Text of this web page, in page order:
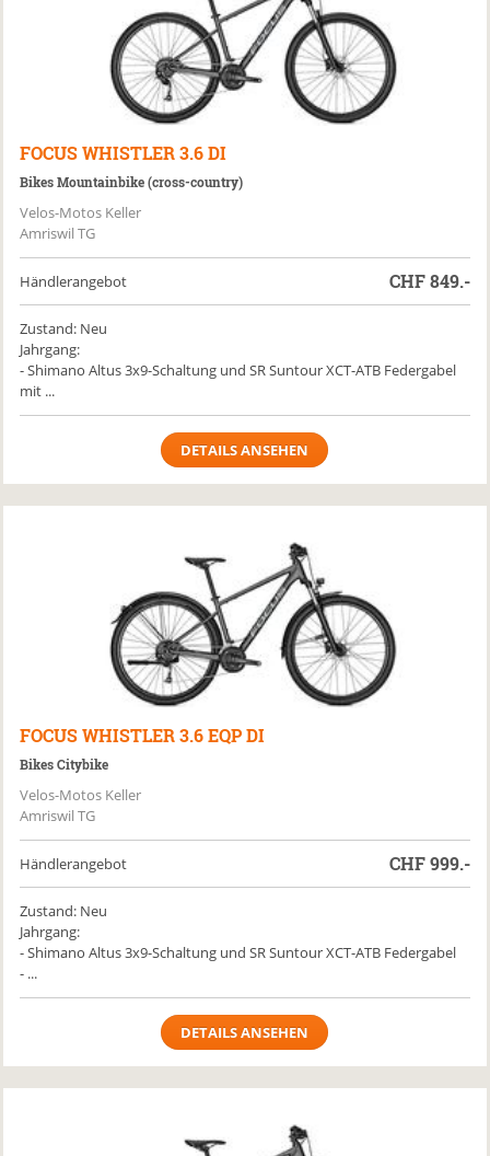
FOCUS WHISTLER 3.6 DI
Bikes Mountainbike (cross-country)
Velos-Motos Keller
Amriswil TG
Händlerangebot CHF849.-
Zustand: Neu
Jahrgang:
- Shimano Altus 3x9-Schaltung und SR Suntour XCT-ATB Federgabel
mit ...
DETAILS ANSEHEN
FOCUS WHISTLER 3.6 EQP DI
Bikes Citybike
Velos-Motos Keller
Amriswil TG
Händlerangebot CHF999.-
Zustand: Neu
Jahrgang:
- Shimano Altus 3x9-Schaltung und SR Suntour XCT-ATB Federgabel
- ...
DETAILS ANSEHEN